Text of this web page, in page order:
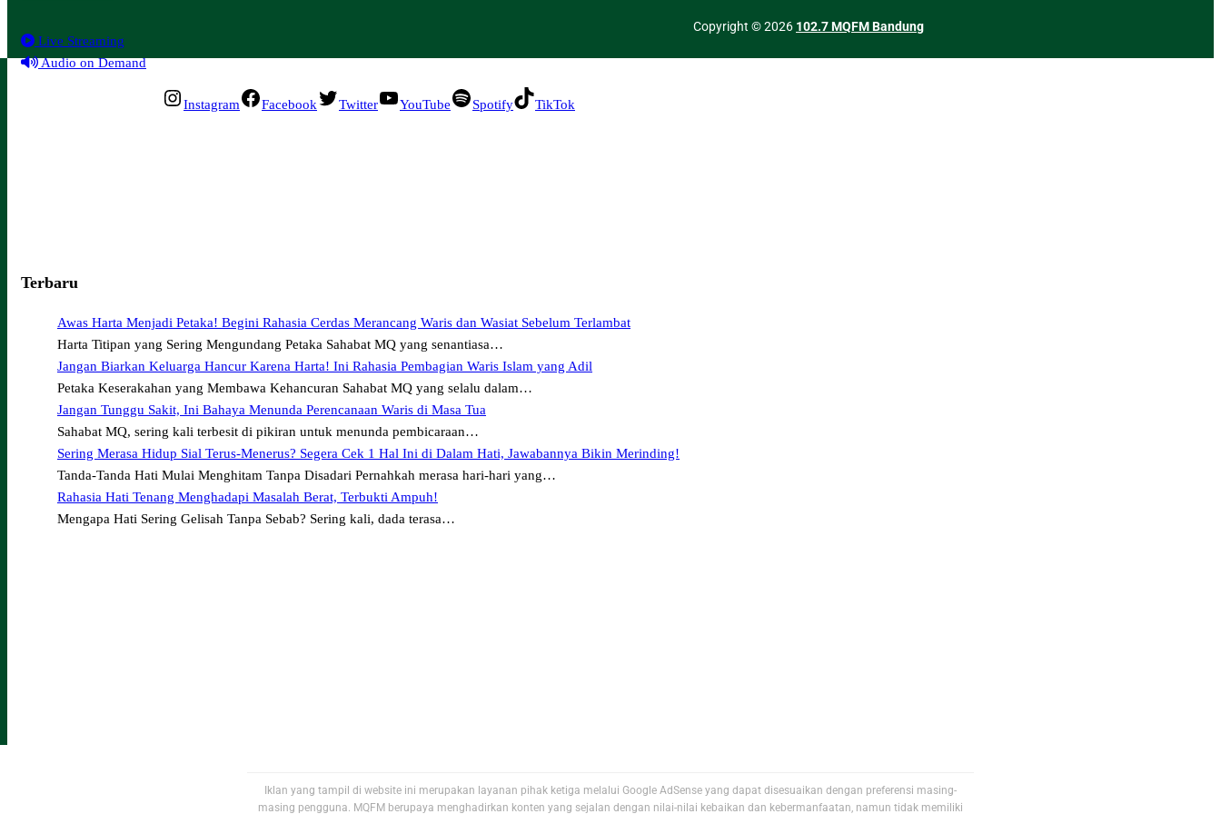
Live Streaming
Audio on Demand
Instagram Facebook Twitter YouTube Spotify TikTok
Terbaru
Awas Harta Menjadi Petaka! Begini Rahasia Cerdas Merancang Waris dan Wasiat Sebelum Terlambat
Harta Titipan yang Sering Mengundang Petaka Sahabat MQ yang senantiasa…
Jangan Biarkan Keluarga Hancur Karena Harta! Ini Rahasia Pembagian Waris Islam yang Adil
Petaka Keserakahan yang Membawa Kehancuran Sahabat MQ yang selalu dalam…
Jangan Tunggu Sakit, Ini Bahaya Menunda Perencanaan Waris di Masa Tua
Sahabat MQ, sering kali terbesit di pikiran untuk menunda pembicaraan…
Sering Merasa Hidup Sial Terus-Menerus? Segera Cek 1 Hal Ini di Dalam Hati, Jawabannya Bikin Merinding!
Tanda-Tanda Hati Mulai Menghitam Tanpa Disadari Pernahkah merasa hari-hari yang…
Rahasia Hati Tenang Menghadapi Masalah Berat, Terbukti Ampuh!
Mengapa Hati Sering Gelisah Tanpa Sebab? Sering kali, dada terasa…
Copyright © 2026 102.7 MQFM Bandung
Iklan yang tampil di website ini merupakan layanan pihak ketiga melalui Google AdSense yang dapat disesuaikan dengan preferensi masing-
masing pengguna. MQFM berupaya menghadirkan konten yang sejalan dengan nilai-nilai kebaikan dan kebermanfaatan, namun tidak memiliki